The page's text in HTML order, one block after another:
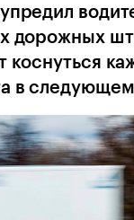
дорожных
коснуться
в